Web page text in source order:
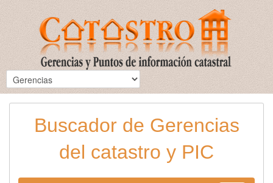
Buscador de Gerencias
del catastro y PIC